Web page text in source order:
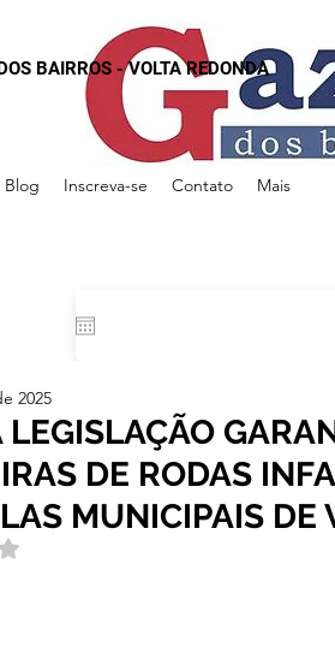
BAIRROS - VOLTA REDONDA
Blog Inscreva-se Contato Mais
LEGISLAÇÃO
DE RODAS
MUNICIPAIS DE
2025
com NaN de 5 estrelas.